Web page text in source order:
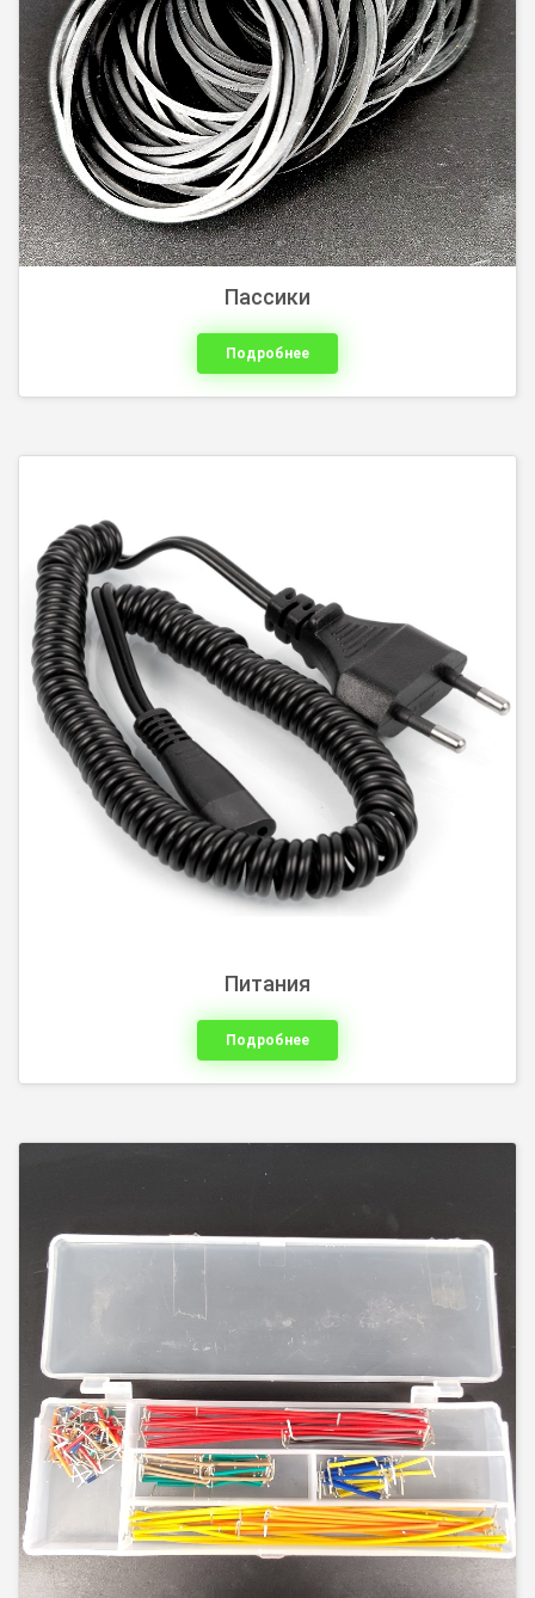
Пассики
Подробнее
Питания
Подробнее
Пульты дистанционного управления для телевизоров и
другой аудио видео техники. для кондиционеров.
Универсальные, для большого количества моделей.